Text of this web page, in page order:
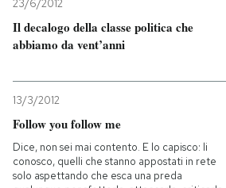
I MIEI PREFERITI
CALENDARIO
AREA PERSONALE
23/6/2012
Il decalogo della classe politica che
abbiamo da vent’anni
13/3/2012
Follow you follow me
Dice, non sei mai contento. E lo capisco: li
conosco, quelli che stanno appostati in rete
solo aspettando che esca una preda